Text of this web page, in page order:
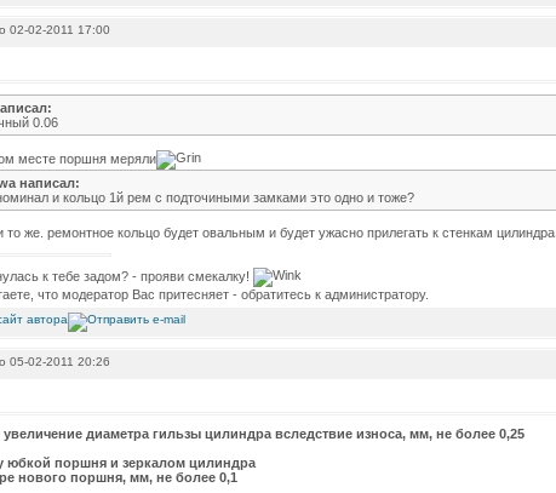
02-02-2011 17:00
0.06
месте поршня меряли
написал:
и кольцо 1й рем с подточиными замками это одно и тоже?
то же. ремонтное кольцо будет овальным и будет ужасно прилегать к стенкам цилиндра.
к тебе задом? - прояви смекалку!
что модератор Вас притесняет - обратитесь к администратору.
05-02-2011 20:26
диаметра гильзы цилиндра вследствие износа, мм, не более 0,25
юбкой поршня и зеркалом цилиндра
нового поршня, мм, не более 0,1